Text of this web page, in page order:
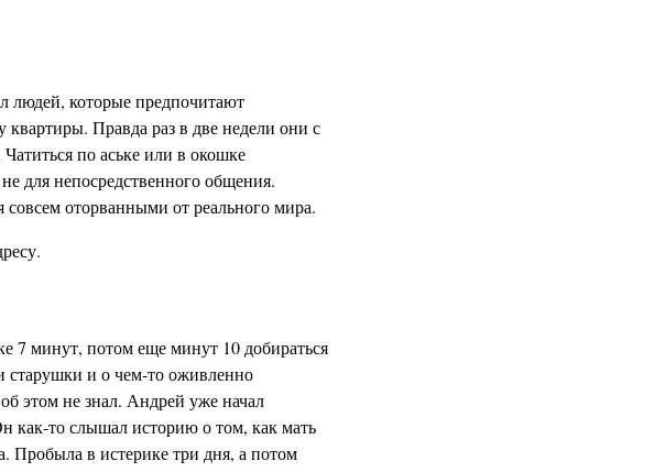
людей, которые предпочитают
Правда раз в две недели они с
по аське или в окошке
для непосредственного общения.
совсем оторванными от реального мира.
7 минут, потом еще минут 10 добираться
старушки и о чем-то оживленно
этом не знал. Андрей уже начал
как-то слышал историю о том, как мать
Пробыла в истерике три дня, а потом